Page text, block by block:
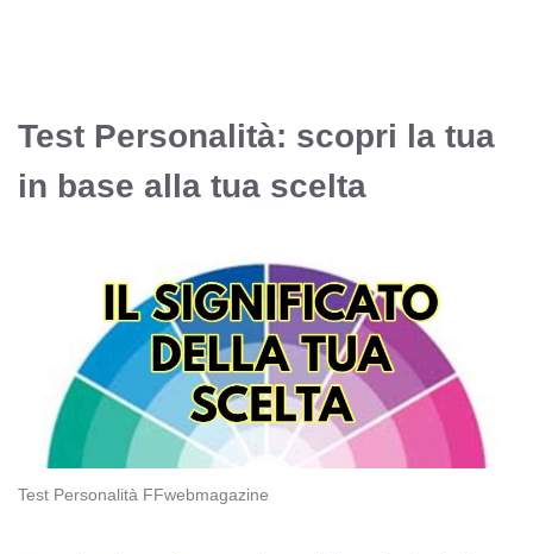
Test Personalità: scopri la tua
in base alla tua scelta
Test Personalità FFwebmagazine